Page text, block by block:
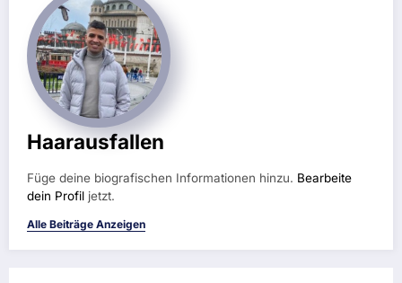
Haarausfallen
Füge deine biografischen Informationen hinzu. Bearbeite
dein Profil jetzt.
Alle Beiträge Anzeigen